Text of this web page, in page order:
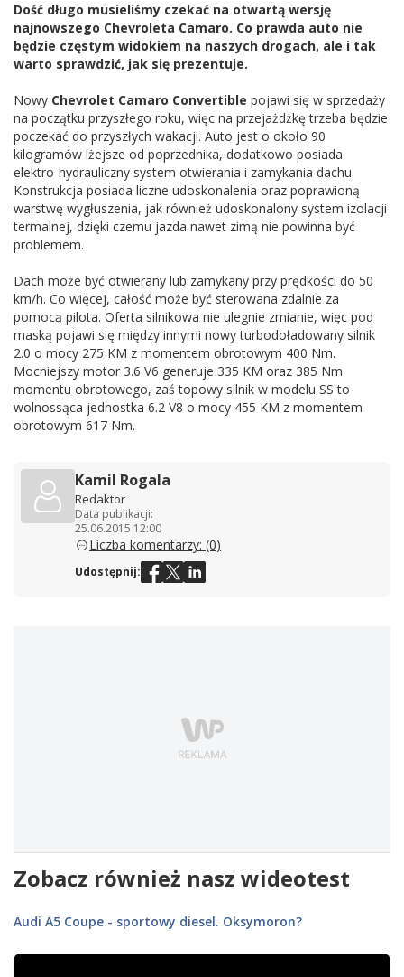
Dość długo musieliśmy czekać na otwartą wersję
najnowszego Chevroleta Camaro. Co prawda auto nie
będzie częstym widokiem na naszych drogach, ale i tak
warto sprawdzić, jak się prezentuje.
Nowy Chevrolet Camaro Convertible pojawi się w sprzedaży
na początku przyszłego roku, więc na przejażdżkę trzeba będzie
poczekać do przyszłych wakacji. Auto jest o około 90
kilogramów lżejsze od poprzednika, dodatkowo posiada
elektro-hydrauliczny system otwierania i zamykania dachu.
Konstrukcja posiada liczne udoskonalenia oraz poprawioną
warstwę wygłuszenia, jak również udoskonalony system izolacji
termalnej, dzięki czemu jazda nawet zimą nie powinna być
problemem.
Dach może być otwierany lub zamykany przy prędkości do 50
km/h. Co więcej, całość może być sterowana zdalnie za
pomocą pilota. Oferta silnikowa nie ulegnie zmianie, więc pod
maską pojawi się między innymi nowy turbodoładowany silnik
2.0 o mocy 275 KM z momentem obrotowym 400 Nm.
Mocniejszy motor 3.6 V6 generuje 335 KM oraz 385 Nm
momentu obrotowego, zaś topowy silnik w modelu SS to
wolnossąca jednostka 6.2 V8 o mocy 455 KM z momentem
obrotowym 617 Nm.
Kamil Rogala
Redaktor
Data publikacji:
25.06.2015 12:00
Liczba komentarzy: (0)
Udostępnij:
Zobacz również nasz wideotest
Audi A5 Coupe - sportowy diesel. Oksymoron?